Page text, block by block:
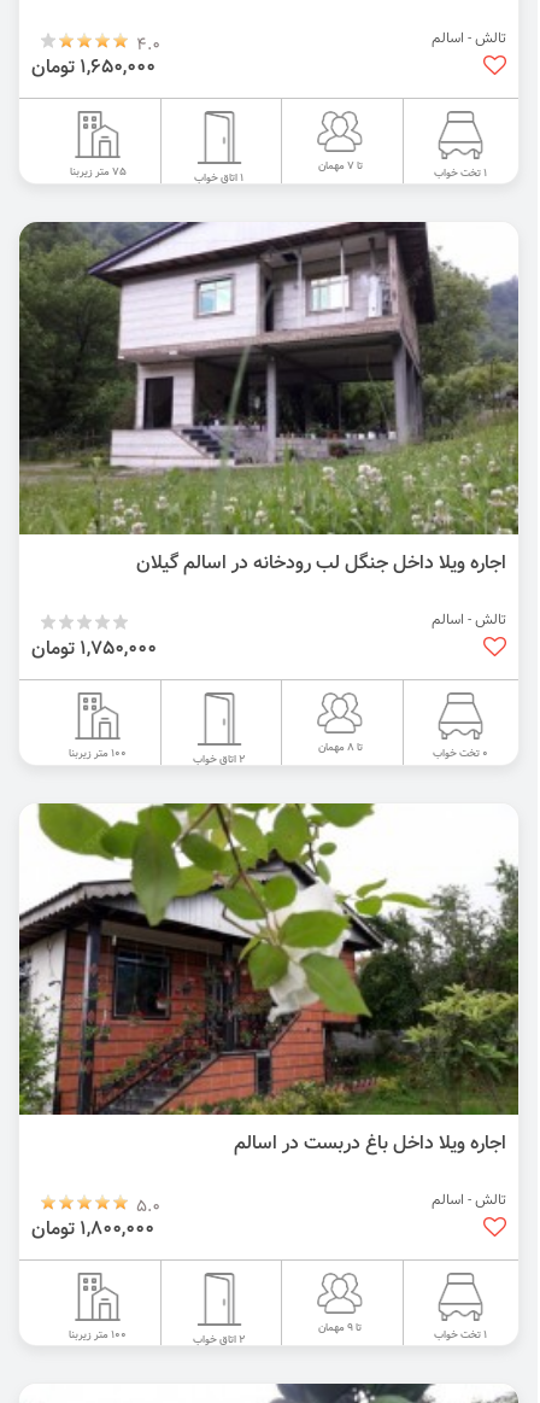
تالش - اسالم 4.0
1,650,000 تومان
1 تخت خواب تا 7 مهمان
1 اتاق خواب 75 متر زیربنا
اجاره ویلا داخل جنگل لب رودخانه در اسالم گیلان
تالش - اسالم
1,750,000 تومان
0 تخت خواب تا 8 مهمان
2 اتاق خواب 100 متر زیربنا
اجاره ویلا داخل باغ دربست در اسالم
تالش - اسالم 5.0
1,800,000 تومان
1 تخت خواب تا 9 مهمان
2 اتاق خواب 100 متر زیربنا